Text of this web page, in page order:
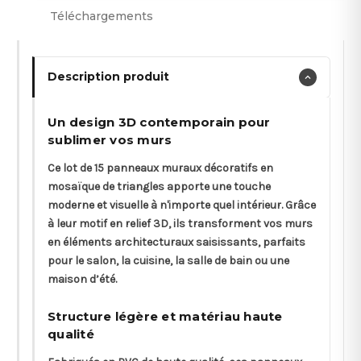
Téléchargements
Description produit
Un design 3D contemporain pour
sublimer vos murs
Ce lot de 15 panneaux muraux décoratifs en
mosaïque de triangles apporte une touche
moderne et visuelle à n'importe quel intérieur. Grâce
à leur motif en relief 3D, ils transforment vos murs
en éléments architecturaux saisissants, parfaits
pour le salon, la cuisine, la salle de bain ou une
maison d’été.
Structure légère et matériau haute
qualité